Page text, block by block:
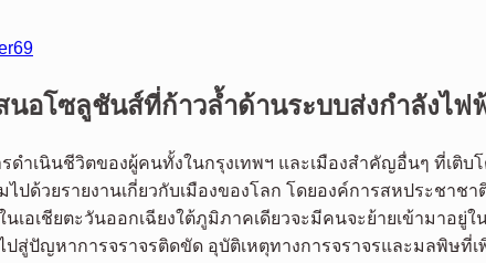
นอโซลูชันส์ที่ก้าวล้ำด้านระบบส่งกำลังไฟ
ำเนินชีวิตของผู้คนทั้งในกรุงเทพฯ และเมืองสำคัญอื่นๆ ที่เติบ
ด้วยรายงานเกี่ยวกับเมืองของโลก โดยองค์การสหประชาชา
เอเชียตะวันออกเฉียงใต้ภูมิภาคเดียวจะมีคนจะย้ายเข้ามาอยู่ใ
ปสู่ปัญหาการจราจรติดขัด อุบัติเหตุทางการจราจรและมลพิษที่